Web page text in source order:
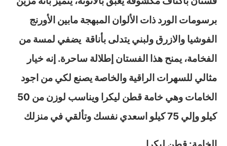
برسومات الورد ذات الألوان المبهجة مابين الأورنج
الفوشيا والازرق ولبني يتدلى بأناقة يضفي لمسة من
الفخامة، يمنح هذا الفستان إطلالة ساحرة. إنه خيار
مثالي للسهرات الراقية والخاصة يصنع لكي من اجود
الخامات وهي خامة قطن ليكرا ويناسب لوزن من 50
كيلو وإلي 75 كيلو اسعدي نفسك وتألقي في منزلك